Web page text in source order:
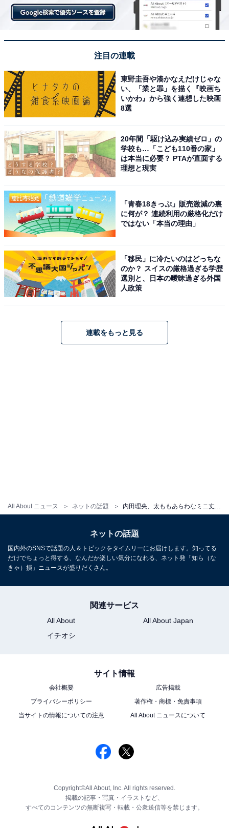
All About ニュース ネットの話題
注目の連載
東野圭吾や湊かなえだけじゃな
い、「業と罪」を描く『映画ち
いかわ』から強く連想した映画
8選
20年間「駆け込み実績ゼロ」の
学校も…「こども110番の家」
は本当に必要？ PTAが直面する
理想と現実
「青春18きっぷ」販売激減の裏
に何が？ 連続利用の厳格化だけ
ではない「本当の理由」
「移民」に冷たいのはどっちな
のか？ スイスの厳格過ぎる学歴
選別と、日本の曖昧過ぎる外国
人政策
連載をもっと見る
ネットの話題
国内外のSNSで話題の人＆トピックをタイムリーにお届けします。知ってる
だけでちょっと得する、なんだか楽しい気分になれる、ネット発「知ら（な
きゃ）損」ニュースが盛りだくさん。
関連サービス
All About
All About Japan
イチオシ
サイト情報
会社概要
広告掲載
プライバシーポリシー
著作権・商標・免責事項
当サイトの情報についての注意
All About ニュースについて
Copyright©All About, Inc. All rights reserved.
掲載の記事・写真・イラストなど、
すべてのコンテンツの無断複写・転載・公衆送信等を禁じます。